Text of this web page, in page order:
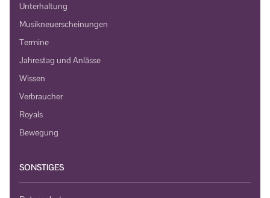
Unterhaltung
Musikneuerscheinungen
Termine
Jahrestag und Anlässe
Wissen
Verbraucher
Royals
Bewegung
SONSTIGES